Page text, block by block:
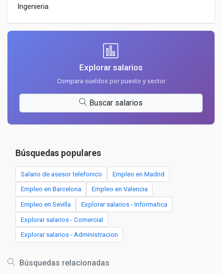
Ingenieria
Explorar salarios
Compara sueldos por puesto y sector
Buscar salarios
Búsquedas populares
Salario de asesor telefonico Empleo en Madrid
Empleo en Barcelona Empleo en Valencia
Empleo en Sevilla Explorar salarios - Informatica
Explorar salarios - Comercial
Explorar salarios - Administracion
Búsquedas relacionadas